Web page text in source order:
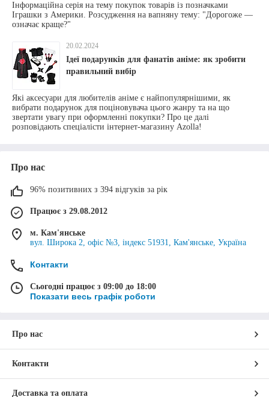
Інформаційна серія на тему покупок товарів із позначками
Іграшки з Америки. Розсудження на вапняну тему: "Дорогоже —
означає краще?"
20.02.2024
Ідеї подарунків для фанатів аніме: як зробити
правильний вибір
Які аксесуари для любителів аніме є найпопулярнішими, як
вибрати подарунок для поціновувача цього жанру та на що
звертати увагу при оформленні покупки? Про це далі
розповідають спеціалісти інтернет-магазину Azolla!
Про нас
96% позитивних з 394 відгуків за рік
Працює з 29.08.2012
м. Кам'янське
вул. Широка 2, офіс №3, індекс 51931, Кам'янське, Україна
Контакти
Сьогодні працює з 09:00 до 18:00
Показати весь графік роботи
Про нас
Контакти
Доставка та оплата